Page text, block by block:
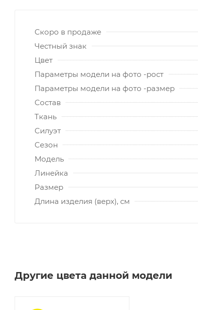
Другие цвета данной модели
Скоро в продаже
Честный знак
Цвет
Параметры модели на фото -рост
Параметры модели на фото -размер
Состав
Ткань
Силуэт
Сезон
Модель
Линейка
Размер
Длина изделия (верх), см